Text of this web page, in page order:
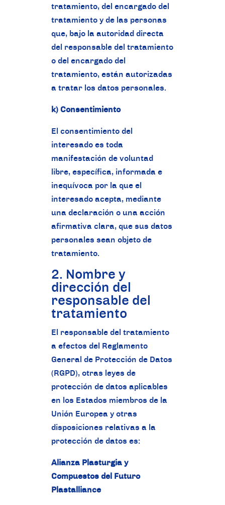
tratamiento, del encargado del
tratamiento y de las personas
que, bajo la autoridad directa
del responsable del tratamiento
o del encargado del
tratamiento, están autorizadas
a tratar los datos personales.
k) Consentimiento
El consentimiento del
interesado es toda
manifestación de voluntad
libre, específica, informada e
inequívoca por la que el
interesado acepta, mediante
una declaración o una acción
afirmativa clara, que sus datos
personales sean objeto de
tratamiento.
2. Nombre y
dirección del
responsable del
tratamiento
El responsable del tratamiento
a efectos del Reglamento
General de Protección de Datos
(RGPD), otras leyes de
protección de datos aplicables
en los Estados miembros de la
Unión Europea y otras
disposiciones relativas a la
protección de datos es:
Alianza Plasturgia y
Compuestos del Futuro
Plastalliance